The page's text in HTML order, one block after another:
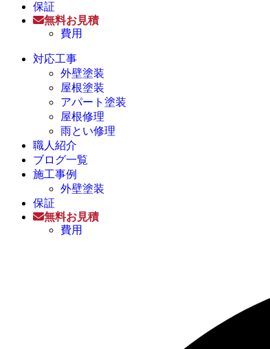
保証
無料お見積
費用
対応工事
外壁塗装
屋根塗装
アパート塗装
屋根修理
雨とい修理
職人紹介
ブログ一覧
施工事例
外壁塗装
保証
無料お見積
費用